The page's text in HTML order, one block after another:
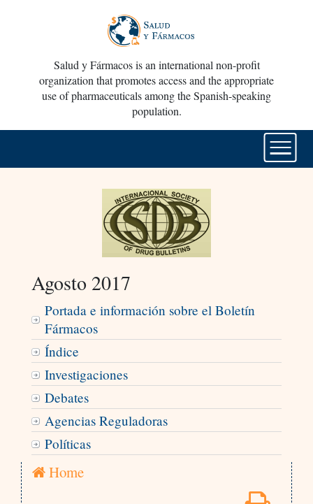
Salud y Fármacos is an international non-profit
organization that promotes access and the appropriate
use of pharmaceuticals among the Spanish-speaking
population.
Agosto 2017
Portada e información sobre el Boletín
Fármacos
Índice
Investigaciones
Debates
Agencias Reguladoras
Políticas
Home